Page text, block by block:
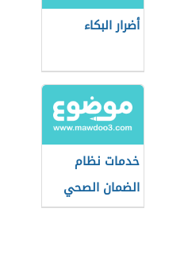
أضرار البكاء
خدمات نظام
الضمان الصحي
التعاوني